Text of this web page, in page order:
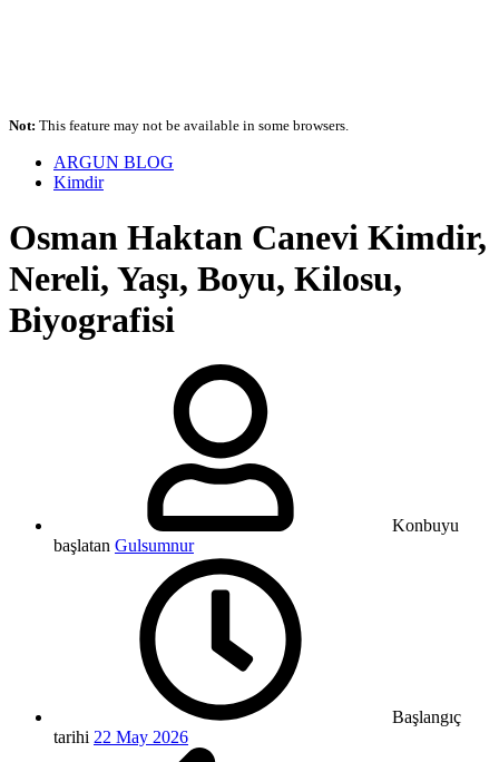
Not: This feature may not be available in some browsers.
ARGUN BLOG
Kimdir
Osman Haktan Canevi Kimdir,
Nereli, Yaşı, Boyu, Kilosu,
Biyografisi
Konbuyu
başlatan Gulsumnur
Başlangıç
tarihi 22 May 2026